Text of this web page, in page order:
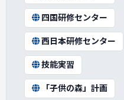
四国研修センター
西日本研修センター
技能実習
「子供の森」計画